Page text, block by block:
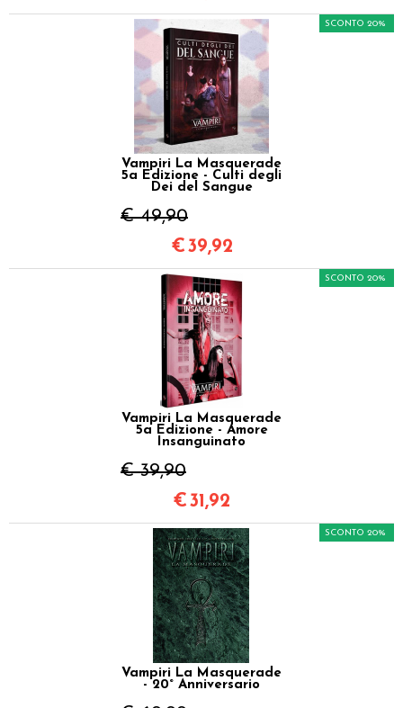
Vampiri La Masquerade
5a Edizione - Culti degli
Dei del Sangue
€ 49,90
SCONTO 20%
€39,92
Vampiri La Masquerade
5a Edizione - Amore
Insanguinato
€ 39,90
SCONTO 20%
€31,92
Vampiri La Masquerade
- 20° Anniversario
SCONTO 20%